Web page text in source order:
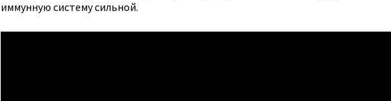
иммунную систему сильной.